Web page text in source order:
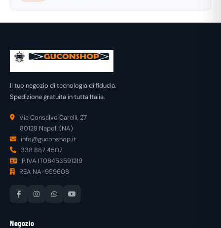
Il tuo negozio di tecnologia di fiducia.
Spedizione gratuita in tutta Italia.
Via Consalvo Carelli, 27
80128 Napoli (NA)
info@guconshop.it
338 887 4507
P.IVA IT08453591219
REA NA-959608
Negozio